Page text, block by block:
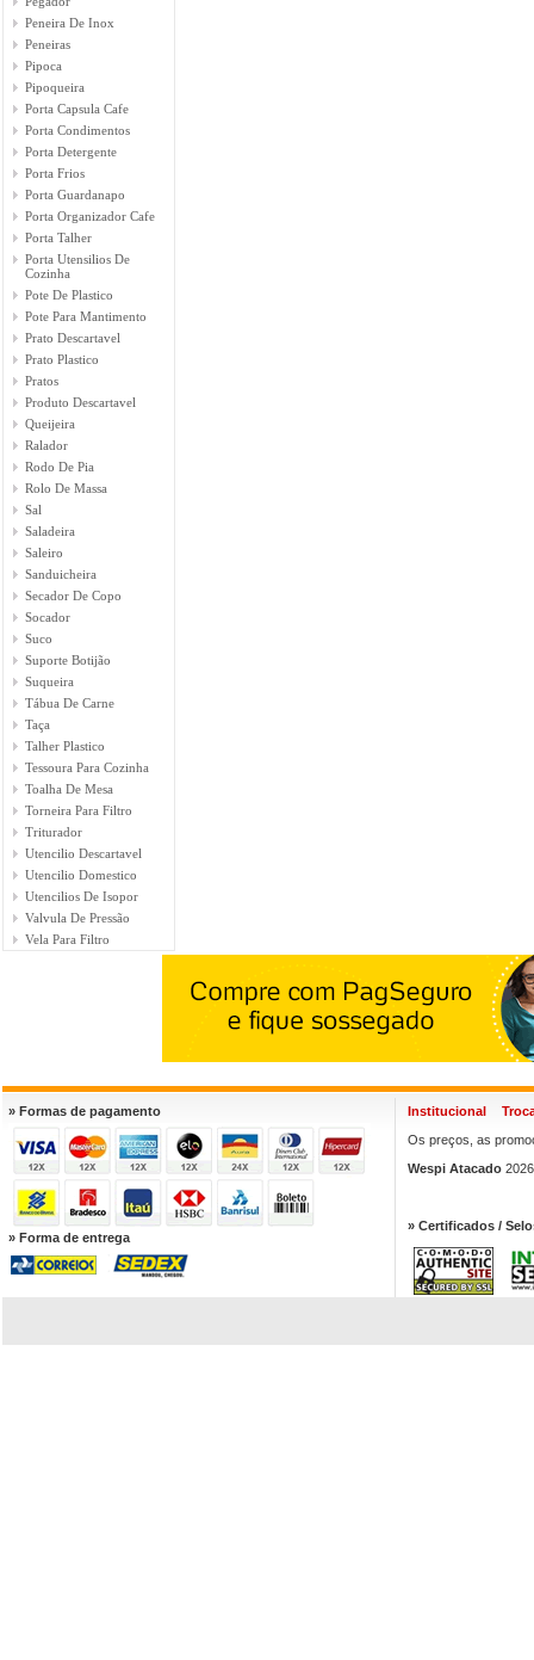
Peneira De Inox
Peneiras
Pipoca
Pipoqueira
Porta Capsula Cafe
Porta Condimentos
Porta Detergente
Porta Frios
Porta Guardanapo
Porta Organizador Cafe
Porta Talher
Porta Utensilios De
Cozinha
Pote De Plastico
Pote Para Mantimento
Prato Descartavel
Prato Plastico
Pratos
Produto Descartavel
Queijeira
Ralador
Rodo De Pia
Rolo De Massa
Sal
Saladeira
Saleiro
Sanduicheira
Secador De Copo
Socador
Suco
Suporte Botijão
Suqueira
Tábua De Carne
Taça
Talher Plastico
Tessoura Para Cozinha
Toalha De Mesa
Torneira Para Filtro
Triturador
Utencilio Descartavel
Utencilio Domestico
Utencilios De Isopor
Valvula De Pressão
Vela Para Filtro
» Formas de pagamento
» Forma de entrega
Institucional
Os preços, as
Wespi Atacado
» Certificados /